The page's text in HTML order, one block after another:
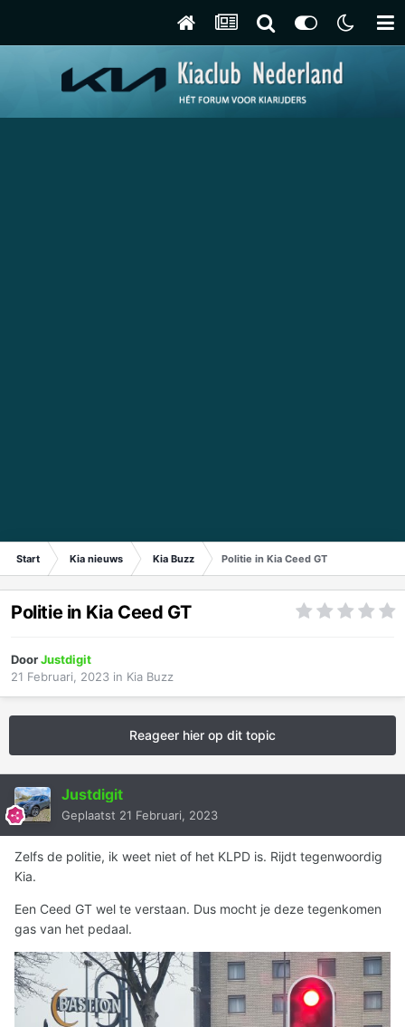
Start Kia nieuws Kia Buzz Politie in Kia Ceed GT
Politie in Kia Ceed GT
DoorJustdigit
21 Februari, 2023 in Kia Buzz
Reageer hier op dit topic
Justdigit
Geplaatst 21 Februari, 2023
Zelfs de politie, ik weet niet of het KLPD is. Rijdt tegenwoordig
Kia.
Een Ceed GT wel te verstaan. Dus mocht je deze tegenkomen
gas van het pedaal.